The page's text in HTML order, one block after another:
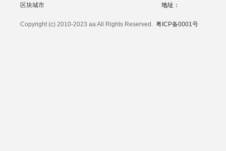
区块城市
地址：
Copyright (c) 2010-2023 aa All Rights Reserved. 粤ICP备0001号